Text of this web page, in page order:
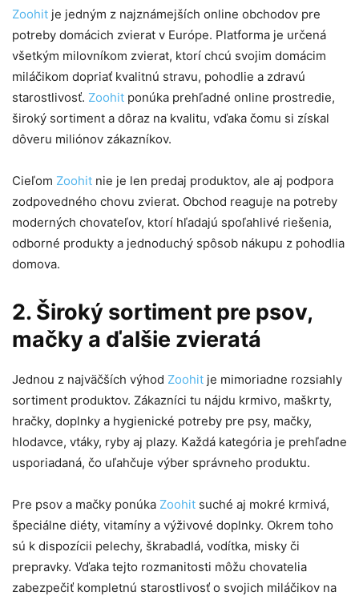
Zoohit je jedným z najznámejších online obchodov pre
potreby domácich zvierat v Európe. Platforma je určená
všetkým milovníkom zvierat, ktorí chcú svojim domácim
miláčikom dopriať kvalitnú stravu, pohodlie a zdravú
starostlivosť. Zoohit ponúka prehľadné online prostredie,
široký sortiment a dôraz na kvalitu, vďaka čomu si získal
dôveru miliónov zákazníkov.
Cieľom Zoohit nie je len predaj produktov, ale aj podpora
zodpovedného chovu zvierat. Obchod reaguje na potreby
moderných chovateľov, ktorí hľadajú spoľahlivé riešenia,
odborné produkty a jednoduchý spôsob nákupu z pohodlia
domova.
2. Široký sortiment pre psov,
mačky a ďalšie zvieratá
Jednou z najväčších výhod Zoohit je mimoriadne rozsiahly
sortiment produktov. Zákazníci tu nájdu krmivo, maškrty,
hračky, doplnky a hygienické potreby pre psy, mačky,
hlodavce, vtáky, ryby aj plazy. Každá kategória je prehľadne
usporiadaná, čo uľahčuje výber správneho produktu.
Pre psov a mačky ponúka Zoohit suché aj mokré krmivá,
špeciálne diéty, vitamíny a výživové doplnky. Okrem toho
sú k dispozícii pelechy, škrabadlá, vodítka, misky či
prepravky. Vďaka tejto rozmanitosti môžu chovatelia
zabezpečiť kompletnú starostlivosť o svojich miláčikov na